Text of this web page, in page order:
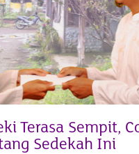
Terasa Sempit,
Sedekah Ini